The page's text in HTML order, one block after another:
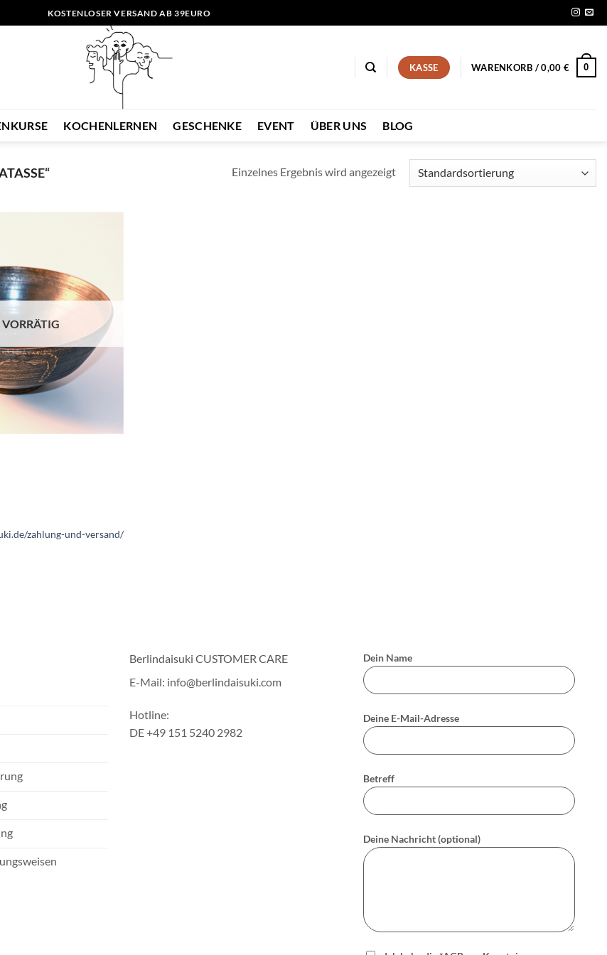
KOSTENLOSER VERSAND AB 39EURO
KASSE WARENKORB /0,00 € 0
KOCHENLERNEN GESCHENKE EVENT ÜBER UNS BLOG
Einzelnes Ergebnis wird angezeigt
zahlung-und-versand/
Berlindaisuki CUSTOMER CARE
E-Mail: info@berlindaisuki.com
Hotline:
DE +49 151 5240 2982
Dein Name
Deine E-Mail-Adresse
Betreff
Deine Nachricht (optional)